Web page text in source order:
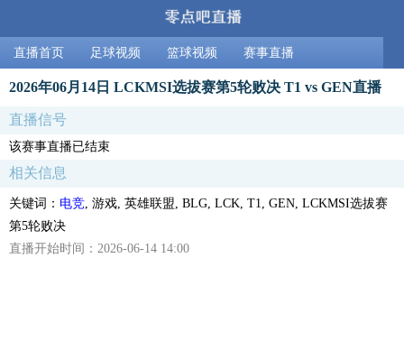
直播首页 足球视频 篮球视频 赛事直播
2026年06月14日 LCKMSI选拔赛第5轮败决 T1 vs GEN直播
直播信号
该赛事直播已结束
相关信息
关键词： 电竞 , 游戏, 英雄联盟, BLG, LCK, T1, GEN, LCKMSI选拔赛
第5轮败决
直播开始时间：2026-06-14 14:00